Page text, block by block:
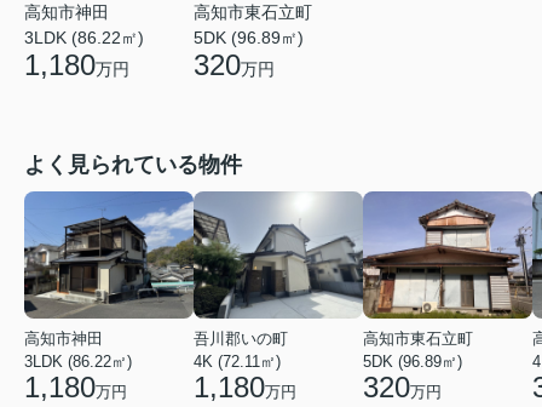
高知市神田
3LDK (86.22㎡)
1,180万円
高知市東石立町
5DK (96.89㎡)
320万円
よく見られている物件
高知市神田
3LDK (86.22㎡)
1,180万円
吾川郡いの町
4K (72.11㎡)
1,180万円
高知市東石立町
5DK (96.89㎡)
320万円